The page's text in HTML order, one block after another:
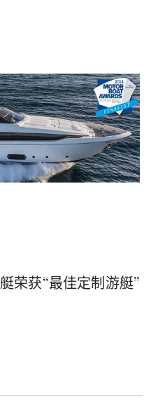
荣获“最佳定制游艇”